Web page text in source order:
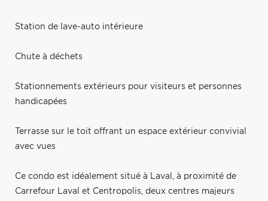
Station de lave-auto intérieure
Chute à déchets
Stationnements extérieurs pour visiteurs et personnes
handicapées
Terrasse sur le toit offrant un espace extérieur convivial
avec vues
Ce condo est idéalement situé à Laval, à proximité de
Carrefour Laval et Centropolis, deux centres majeurs